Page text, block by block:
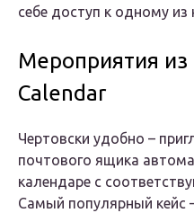
себе доступ к одному из
Мероприятия из
Calendar
Чертовски удобно –
почтового ящика
календаре с
Самый популярный кейс